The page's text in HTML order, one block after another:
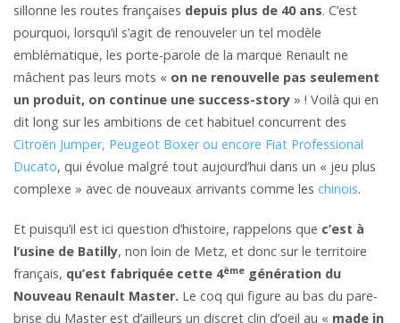
sillonne les routes françaises depuis plus de 40 ans. C’est
pourquoi, lorsqu’il s’agit de renouveler un tel modèle
emblématique, les porte-parole de la marque Renault ne
mâchent pas leurs mots « on ne renouvelle pas seulement
un produit, on continue une success-story » ! Voilà qui en
dit long sur les ambitions de cet habituel concurrent des
Citroën Jumper, Peugeot Boxer ou encore Fiat Professional
Ducato, qui évolue malgré tout aujourd’hui dans un « jeu plus
complexe » avec de nouveaux arrivants comme les chinois.
Et puisqu’il est ici question d’histoire, rappelons que c’est à
l’usine de Batilly, non loin de Metz, et donc sur le territoire
français, qu’est fabriquée cette 4ème génération du
Nouveau Renault Master. Le coq qui figure au bas du pare-
brise du Master est d’ailleurs un discret clin d’oeil au « made in